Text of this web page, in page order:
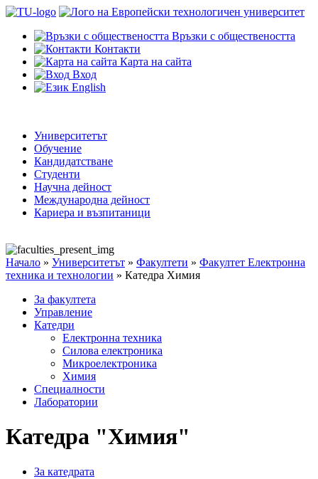
Връзки с обществеността
Контакти
Карта на сайта
Вход
English
Университетът
Обучение
Кандидатстване
Студенти
Научна дейност
Международна дейност
Кариера и възпитаници
Начало » Университетът » Факултети » Факултет Електронна
техника и технологии » Катедра Химия
За факултета
Управление
Катедри
Електронна техника
Силова електроника
Микроелектроника
Химия
Специалности
Лаборатории
Катедра "Химия"
За катедрата